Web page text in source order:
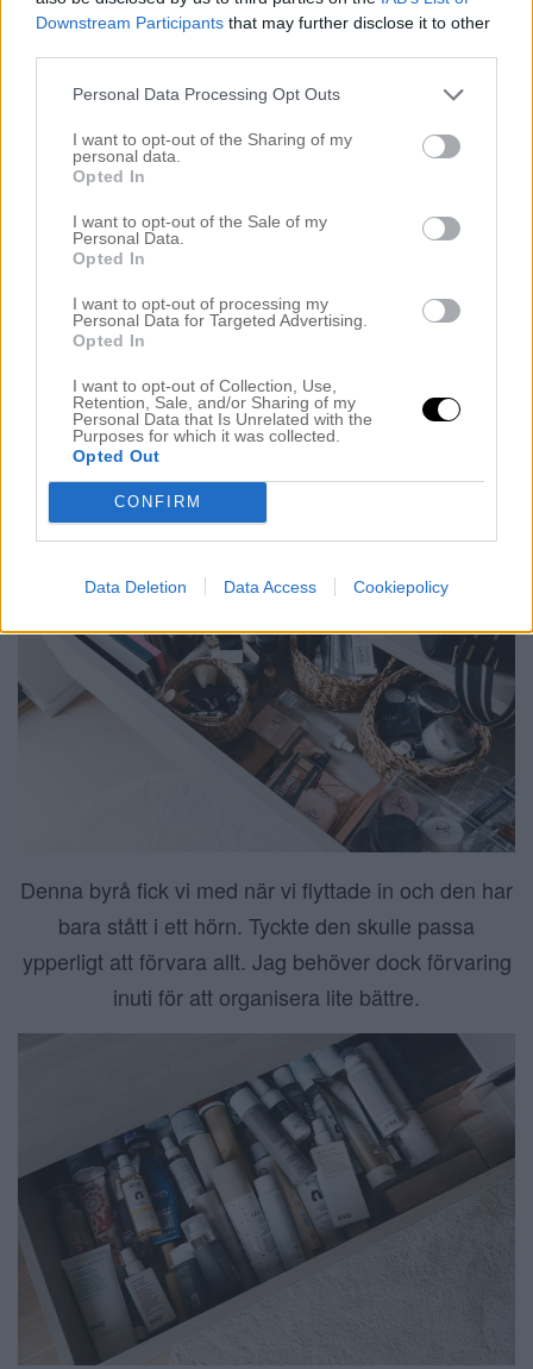
Downstream Participants that may further disclose it to other
Personal Data Processing Opt Outs
I want to opt-out of the Sharing of my
personal data.
Opted In
I want to opt-out of the Sale of my
Personal Data.
Opted In
I want to opt-out of processing my
Personal Data for Targeted Advertising.
Opted In
I want to opt-out of Collection, Use,
Retention, Sale, and/or Sharing of my
Personal Data that Is Unrelated with the
Purposes for which it was collected.
Opted Out
CONFIRM
Data Deletion Data Access Cookiepolicy
nästan dubbelt så stort och jag ska
Torsten är med i vanlig ordning
Denna byrå fick vi med när vi flyttade in och den har
bara stått i ett hörn. Tyckte den skulle passa
ypperligt att förvara allt. Jag behöver dock förvaring
inuti för att organisera lite bättre.